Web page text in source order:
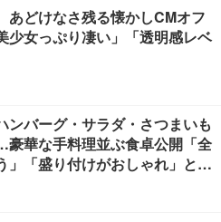
あどけなさ残る懐かしCMオフ
少女っぷり凄い」「透明感レベ
ンバーグ・サラダ・さつまいも
華な手料理並ぶ食卓公開「全
」「盛り付けがおしゃれ」と絶